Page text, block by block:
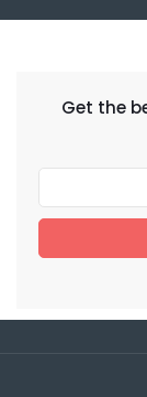
Get the